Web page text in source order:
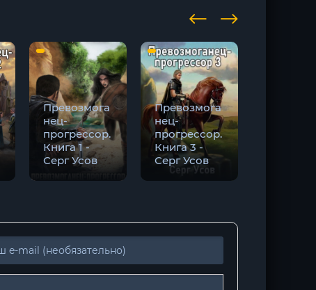
Превозмога
нец-
прогрессор.
Книга 1 -
Серг Усов
Превозмога
нец-
прогрессор.
Книга 3 -
Серг Усов